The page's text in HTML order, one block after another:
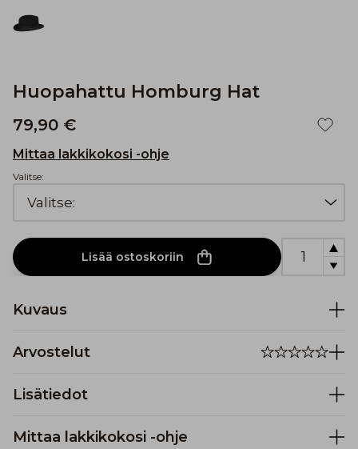
Huopahattu Homburg Hat
79,90 €
Mittaa lakkikokosi -ohje
Valitse:
Lisää ostoskoriin
Kuvaus
Arvostelut
Lisätiedot
Mittaa lakkikokosi -ohje